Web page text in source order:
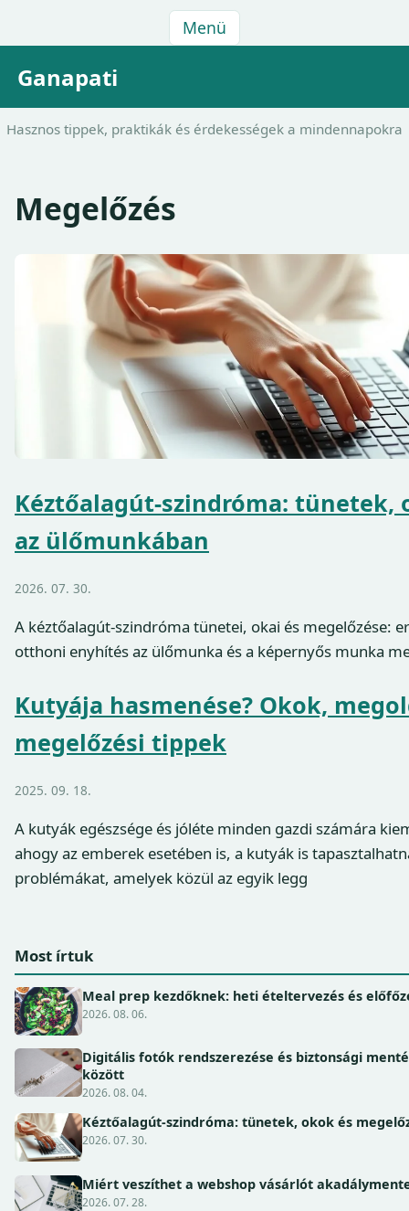
Menü
Ganapati
Hasznos tippek, praktikák és érdekességek a mindennapokra
Megelőzés
Kéztőalagút-szindróma: tünetek,
az ülőmunkában
2026. 07. 30.
A kéztőalagút-szindróma tünetei, okai és megelőzése:
otthoni enyhítés az ülőmunka és a képernyős munka
Kutyája hasmenése? Okok,
megelőzési tippek
2025. 09. 18.
A kutyák egészsége és jóléte minden gazdi számára
ahogy az emberek esetében is, a kutyák is
problémákat, amelyek közül az egyik legg
Most írtuk
Meal prep kezdőknek: heti ételtervezés és
2026. 08. 06.
Digitális fotók rendszerezése és biztonsági
között
2026. 08. 04.
Kéztőalagút-szindróma: tünetek, okok és
2026. 07. 30.
Miért veszíthet a webshop vásárlót
2026. 07. 28.